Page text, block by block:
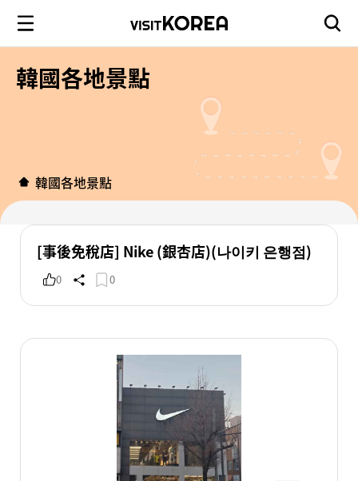
韓國各地景點
韓國各地景點
[事後免稅店] Nike (銀杏店)(나이키 은행점)
0 0